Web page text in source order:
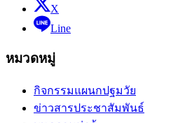
X
Line
หมวดหมู่
กิจกรรมแผนกปฐมวัย
ข่าวสารประชาสัมพันธ์